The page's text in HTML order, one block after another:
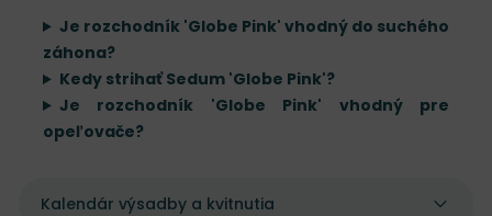
Je rozchodník 'Globe Pink' vhodný do suchého
záhona?
Kedy strihať Sedum 'Globe Pink'?
Je rozchodník 'Globe Pink' vhodný pre
opeľovače?
Kalendár výsadby a kvitnutia